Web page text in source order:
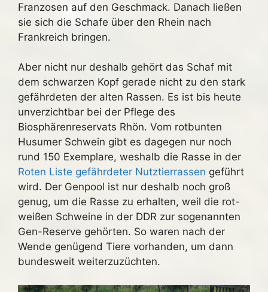
Franzosen auf den Geschmack. Danach ließen
sie sich die Schafe über den Rhein nach
Frankreich bringen.
Aber nicht nur deshalb gehört das Schaf mit
dem schwarzen Kopf gerade nicht zu den stark
gefährdeten der alten Rassen. Es ist bis heute
unverzichtbar bei der Pflege des
Biosphärenreservats Rhön. Vom rotbunten
Husumer Schwein gibt es dagegen nur noch
rund 150 Exemplare, weshalb die Rasse in der
Roten Liste gefährdeter Nutztierrassen geführt
wird. Der Genpool ist nur deshalb noch groß
genug, um die Rasse zu erhalten, weil die rot-
weißen Schweine in der DDR zur sogenannten
Gen-Reserve gehörten. So waren nach der
Wende genügend Tiere vorhanden, um dann
bundesweit weiterzuzüchten.